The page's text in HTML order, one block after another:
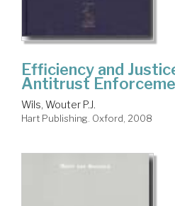
Efficiency and
Antitrust
Wils, Wouter P.J.
Hart Publishing. Oxford, 2008